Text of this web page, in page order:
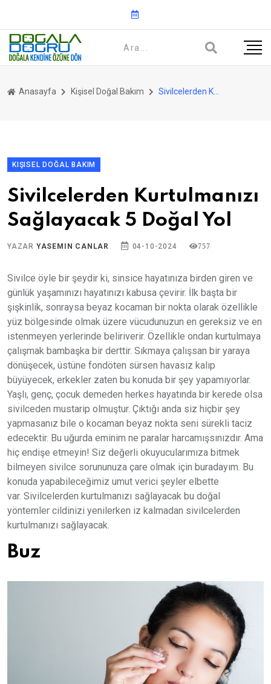
Anasayfa Kişisel Doğal Bakım
KIŞISEL DOĞAL BAKIM
Sivilcelerden Kurtulmanızı
Sağlayacak 5 Doğal Yol
YAZAR YASEMIN CANLAR 04-10-2024 757
Sivilce öyle bir şeydir ki, sinsice hayatınıza birden giren ve
günlük yaşamınızı hayatınızı kabusa çevirir. İlk başta bir
şişkinlik, sonraysa beyaz kocaman bir nokta olarak özellikle
yüz bölgesinde olmak üzere vücudunuzun en gereksiz ve en
istenmeyen yerlerinde beliriverir. Özellikle ondan kurtulmaya
çalışmak bambaşka bir derttir. Sıkmaya çalışsan bir yaraya
dönüşecek, üstüne fondöten sürsen havasız kalıp
büyüyecek, erkekler zaten bu konuda bir şey yapamıyorlar.
Yaşlı, genç, çocuk demeden herkes hayatında bir kerede olsa
sivilceden mustarip olmuştur. Çıktığı anda siz hiçbir şey
yapmasanız bile o kocaman beyaz nokta seni sürekli taciz
edecektir. Bu uğurda eminim ne paralar harcamışsınızdır. Ama
hiç endişe etmeyin! Siz değerli okuyucularımıza bitmek
bilmeyen sivilce sorununuza çare olmak için buradayım. Bu
konuda yapabileceğimiz umut verici şeyler elbette
var. Sivilcelerden kurtulmanızı sağlayacak bu doğal
yöntemler cildinizi yenilerken iz kalmadan sivilcelerden
kurtulmanızı sağlayacak.
Buz